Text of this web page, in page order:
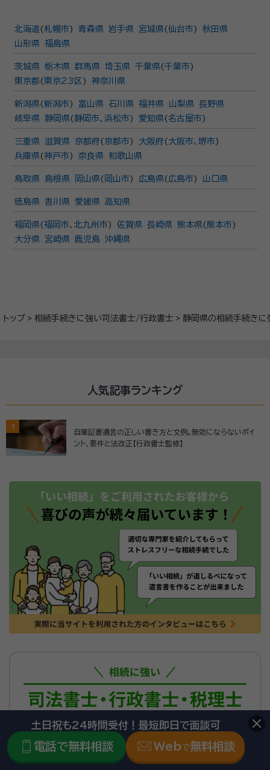
トップ 相続手続きに強い司法書士/行政書士 静岡県の相続手続き
北海道 (札幌市) 青森県 岩手県 宮城県(仙台市)
秋田県
山形県 福島県
茨城県 栃木県 群馬県 埼玉県 千葉県(千葉市)
東京都 ( 東京23区 ) 神奈川県
新潟県(新潟市) 富山県 石川県 福井県 山梨県 長野県
岐阜県
静岡県( 静岡市、 浜松市) 愛知県( 名古屋市)
三重県 滋賀県 京都府( 京都市) 大阪府( 大阪市、 堺市)
兵庫県(神戸市) 奈良県 和歌山県
鳥取県 島根県 岡山県( 岡山市) 広島県( 広島市) 山口県
徳島県 香川県 愛媛県 高知県
福岡県(福岡市、 北九州市) 佐賀県 長崎県 熊本県(熊本市)
大分県
宮崎県 鹿児島 沖縄県
人気記事ランキング
1
自筆証書遺言の正しい書き方と文例。無効にならないポイ
ント、要件と法改正【行政書士監修】
土日祝も24時間受付！最短即日で面談可
電話で無料相談 Webで無料相談